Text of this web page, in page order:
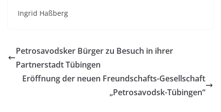
Ingrid Haßberg
Petrosavodsker Bürger zu Besuch in ihrer
Partnerstadt Tübingen
Eröffnung der neuen Freundschafts-Gesellschaft
„Petrosavodsk-Tübingen“